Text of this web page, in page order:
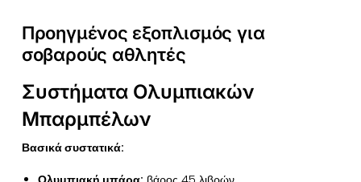
Προηγμένος εξοπλισμός για
σοβαρούς αθλητές
Συστήματα Ολυμπιακών
Μπαρμπέλων
Βασικά συστατικά: